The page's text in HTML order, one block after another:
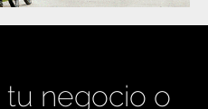
tu negocio o